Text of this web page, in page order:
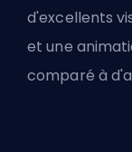
d'excellents
et une
comparé à